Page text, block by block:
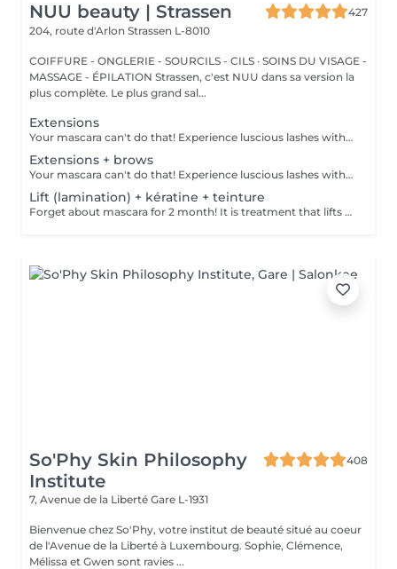
NUU beauty | Strassen
427
204, route d'Arlon Strassen L-8010
COIFFURE - ONGLERIE - SOURCILS - CILS · SOINS DU VISAGE -
MASSAGE - ÉPILATION Strassen, c'est NUU dans sa version la
plus complète. Le plus grand sal...
Extensions
Your mascara can't do that! Experience luscious lashes with our professional lash extensions. Each artificial lash is expertly applied to your natural lashes, creating a fuller, longer, and darker look. Volume options: choose from 1D to 5D for the perfect fullness. Personalised choices: discuss your preferences for curves and colours with our expert. What to expect: - eye area is cleaned - tape and patches are applied to protect the skin - extensions are applied to your natural lashes - lashes are dried for a secure hold - tape and patches are removed Age restrictions: recommended to do from 16 years. Post procedure recommendations: do not wash eyelashes 24 hours after the procedure. Frequency: once in 3-4 weeks.
Extensions + brows
Your mascara can't do that! Experience luscious lashes with our professional lash extensions. Each artificial lash is expertly applied to your natural lashes, creating a fuller, longer, and darker look. Volume options: choose from 1D to 5D for the perfect fullness. Personalised choices: discuss your preferences for curves and colours with our expert. What to expect: - eye area is cleaned - tape and patches are applied to protect the skin - extensions are applied to your natural lashes - lashes are dried for a secure hold - tape and patches are removed Age restrictions: recommended to do from 16 years. Post procedure recommendations: do not wash eyelashes 24 hours after the procedure. Frequency: once in 3-4 weeks.
Lift (lamination) + kératine + teinture
Forget about mascara for 2 month! It is treatment that lifts and curls your natural lashes to make them look longer and give them an attractive shape that will open up your eyes. How is lash lamination done? - lashes are washed - eye pad is placed - silicone rods are placed - perming solution is applied - lifting solution is left on the lashes for approximately 15 min - noutralizing solution is applied to reform the disulfide lashes bonds - henna or paint is applied - keratin (serum is applied to keep the lashes hydrated and healthy) - silicone rods are removed Age restrictions: recommended to do from 14 years. Post procedure recommendations: do not wash eyelashes 24 hours after the procedure. Frequency: once in 8 weeks.
So'Phy Skin Philosophy
Institute
408
7, Avenue de la Liberté Gare L-1931
Bienvenue chez So'Phy, votre institut de beauté situé au coeur
de l'Avenue de la Liberté à Luxembourg. Sophie, Clémence,
Mélissa et Gwen sont ravies ...